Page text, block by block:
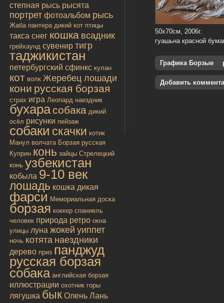
степная рысь рысята
портрет фотоальбом рысь
Жаба пантера дикий кот птицы
такса снег кошка всадник
грейхаунд сувенир тигр
таджикистан
петербургский сфинкс кулан
кот волк Жеребец лошади
кони русская борзая
страх игра Леопард наездник
бухара собака дикий
осёл рисунки пейзаж
собаки скачки котик
Манул волчата Борзая русская
Куприн конь зайцы Стрелецкий
конь узбекистан
кобыла 9-10 век
лошадь кошка дикая
фарси Мемориальная доска
борзая коккер спаниель
человек природа ретро окна
улицы луна жокей уиппет
ночь котята наездники
дерево приз панджуд
русская борзая
собака английская борзая
иллюстрации охотник горы
лягушка бык Олень Лань
50х70см, 2006г.
гуашьна красной
Графика Борзые
Добавить